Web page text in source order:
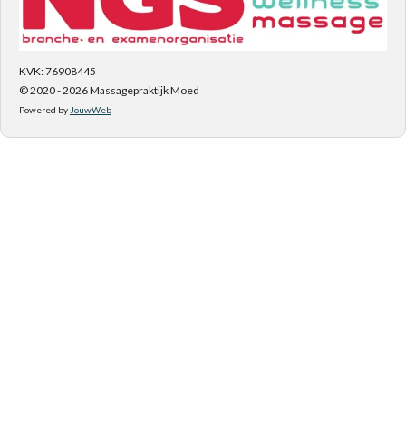
KVK: 76908445
© 2020 - 2026 Massagepraktijk Moed
Powered by JouwWeb